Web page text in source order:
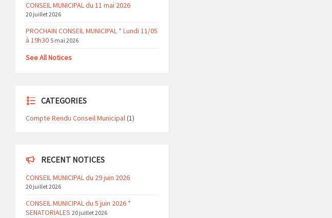
CONSEIL MUNICIPAL du 11 mai 2026
20 juillet 2026
PROCHAIN CONSEIL MUNICIPAL * Lundi 11/05
à 19h30 5 mai 2026
See All Notices
CATEGORIES
Compte Rendu Conseil Municipal(1)
RECENT NOTICES
CONSEIL MUNICIPAL du 29 juin 2026
20 juillet 2026
CONSEIL MUNICIPAL du 5 juin 2026 *
SENATORIALES 20 juillet 2026